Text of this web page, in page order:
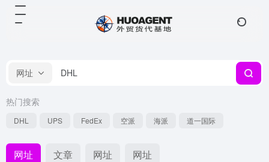
网址
热门搜索
DHL UPS FedEx 空派 海派 道一国际
网址 文章 网址 网址